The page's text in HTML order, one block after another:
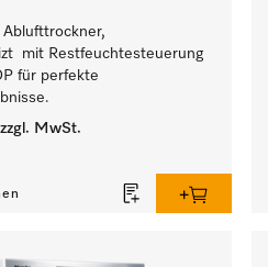
Ablufttrockner,
mit Restfeuchtesteuerung
für perfekte
zzgl. MwSt.